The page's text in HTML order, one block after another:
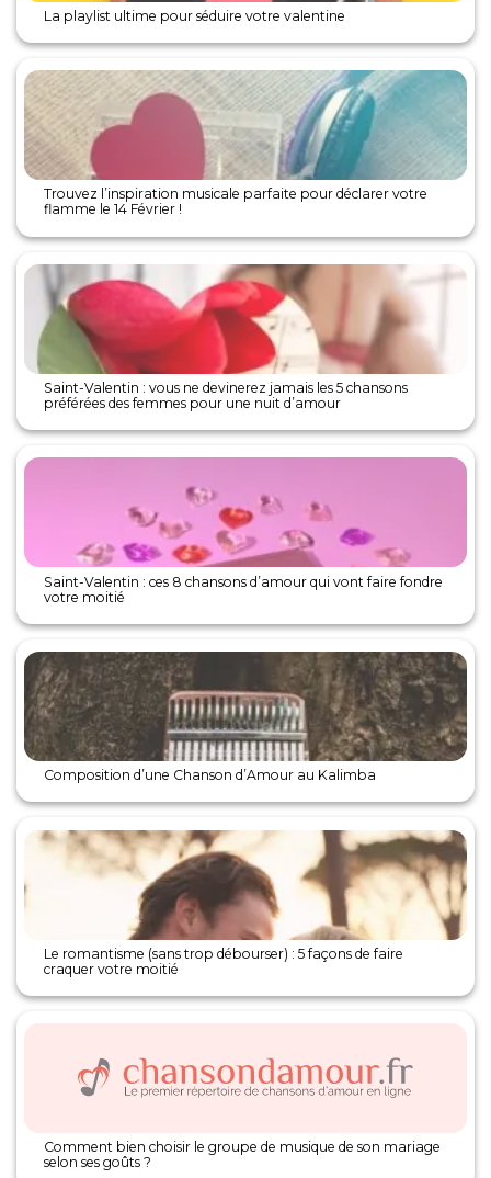
La playlist ultime pour séduire votre valentine
Trouvez l’inspiration musicale parfaite pour déclarer votre
flamme le 14 Février !
Saint-Valentin : vous ne devinerez jamais les 5 chansons
préférées des femmes pour une nuit d’amour
Saint-Valentin : ces 8 chansons d’amour qui vont faire fondre
votre moitié
Composition d’une Chanson d’Amour au Kalimba
Le romantisme (sans trop débourser) : 5 façons de faire
craquer votre moitié
Comment bien choisir le groupe de musique de son mariage
selon ses goûts ?